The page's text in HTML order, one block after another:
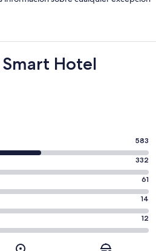
Hotel
583
332
61
14
12